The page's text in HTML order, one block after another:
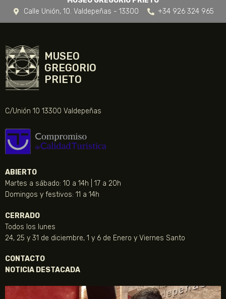
Calle Unión, 10. Valdepeñas - 13300
+34 926 324 965
MUSEO
GREGORIO
PRIETO
C/Unión 10 13300 Valdepeñas
ABIERTO
Martes a sábado: 10 a 14h | 17 a 20h
Domingos y festivos: 11 a 14h
CERRADO
Todos los lunes
24, 25 y 31 de diciembre, 1 y 6 de Enero y Viernes Santo
CONTACTO
NOTICIA DESTACADA